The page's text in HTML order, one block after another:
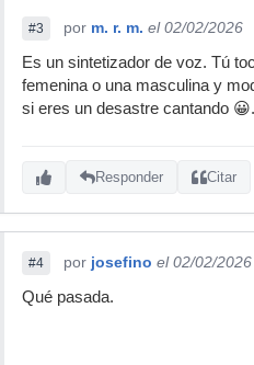
#3 por m. r. m. el 02/02/2026
Es un sintetizador de voz. Tú
femenina o una masculina y
si eres un desastre cantando 😀.
Responder Citar
#4 por josefino el 02/02/2026
Qué pasada.